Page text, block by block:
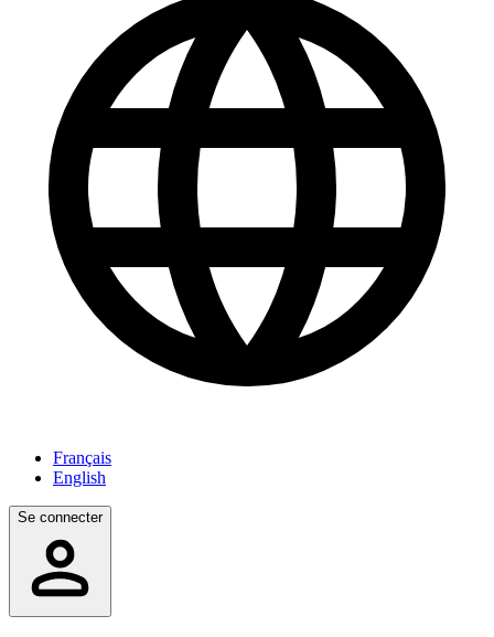
Français
English
Se connecter